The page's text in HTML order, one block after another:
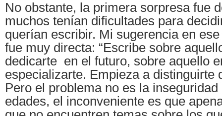
No obstante, la primera sorpresa fue
muchos tenían dificultades para
querían escribir. Mi sugerencia en
fue muy directa: “Escribe sobre
dedicarte en el futuro, sobre aquello
especializarte. Empieza a distinguirte
Pero el problema no es la
edades, el inconveniente es que